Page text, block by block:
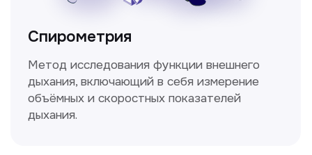
Получить консультацию